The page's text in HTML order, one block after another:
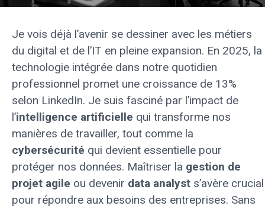
Je vois déjà l’avenir se dessiner avec les métiers
du digital et de l’IT en pleine expansion. En 2025, la
technologie intégrée dans notre quotidien
professionnel promet une croissance de 13%
selon LinkedIn. Je suis fasciné par l’impact de
l’intelligence artificielle qui transforme nos
manières de travailler, tout comme la
cybersécurité qui devient essentielle pour
protéger nos données. Maîtriser la gestion de
projet agile ou devenir data analyst s’avère crucial
pour répondre aux besoins des entreprises. Sans